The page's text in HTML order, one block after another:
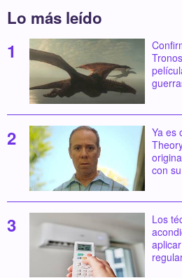
Lo más leído
Ya es
con
Los